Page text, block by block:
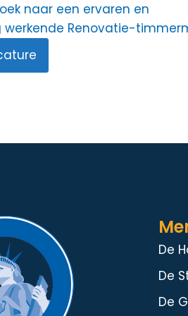
naar een ervaren en
werkende Renovatie-
De
De
De